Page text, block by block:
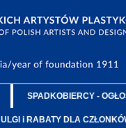
SPADKOBIERCY -
ULGI i RABATY DLA